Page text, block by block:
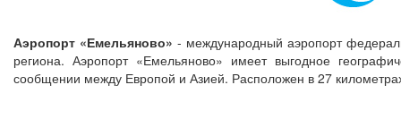
Аэропорт «Емельяново» - международный аэропорт
региона. Аэропорт «Емельяново» имеет выгодное
сообщении между Европой и Азией. Расположен в 27